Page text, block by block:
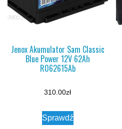
Jenox Akumulator Sam Classic
Blue Power 12V 62Ah
R062615Ab
310.00zł
Sprawdź